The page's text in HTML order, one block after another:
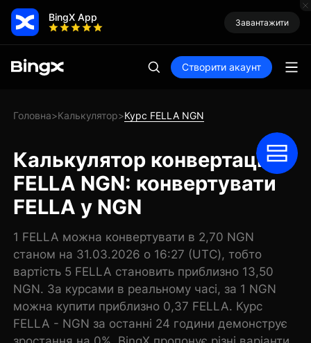
BingX App Завантажити
Створити акаунт
Головна>Калькулятор>Курс FELLA NGN
Калькулятор конвертації
FELLA NGN: конвертувати
FELLA у NGN
1 FELLA можна конвертувати в 2,70 NGN
станом на 31.03.2026 о 16:27 (UTC), тобто
вартість 5 FELLA становить приблизно 13,50
NGN. За курсами в реальному часі, за 1 NGN
можна купити приблизно 0,37 FELLA. Курс
FELLA - NGN за останні 24 години демонструє